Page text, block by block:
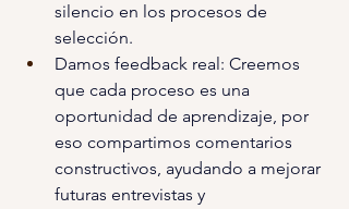
silencio en los procesos de
selección.
Damos feedback real: Creemos
que cada proceso es una
oportunidad de aprendizaje, por
eso compartimos comentarios
constructivos, ayudando a mejorar
futuras entrevistas y